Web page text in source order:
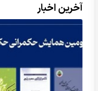
آخرین اخبار